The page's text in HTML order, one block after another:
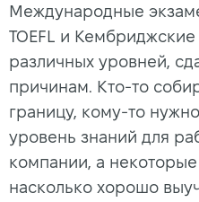
Международные
TOEFL и
различных уровней,
причинам. Кто-то
границу, кому-то
уровень знаний для
компании, а некоторые
насколько хорошо